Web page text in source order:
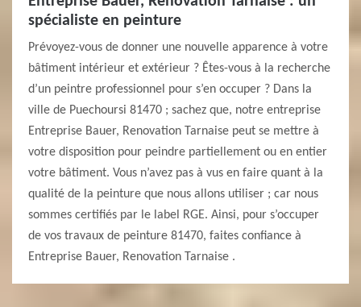
spécialiste en peinture
Prévoyez-vous de donner une nouvelle apparence à votre
bâtiment intérieur et extérieur ? Êtes-vous à la recherche
d’un peintre professionnel pour s’en occuper ? Dans la
ville de Puechoursi 81470 ; sachez que, notre entreprise
Entreprise Bauer, Renovation Tarnaise peut se mettre à
votre disposition pour peindre partiellement ou en entier
votre bâtiment. Vous n’avez pas à vus en faire quant à la
qualité de la peinture que nous allons utiliser ; car nous
sommes certifiés par le label RGE. Ainsi, pour s’occuper
de vos travaux de peinture 81470, faites confiance à
Entreprise Bauer, Renovation Tarnaise .